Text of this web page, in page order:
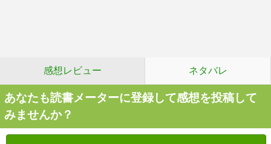
感想レビュー ネタバレ
あなたも読書メーターに登録して感想を投稿して
みませんか？